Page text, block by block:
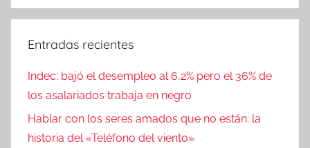
Entradas recientes
Indec: bajó el desempleo al 6,2% pero el 36% de
los asalariados trabaja en negro
Hablar con los seres amados que no están: la
historia del «Teléfono del viento»